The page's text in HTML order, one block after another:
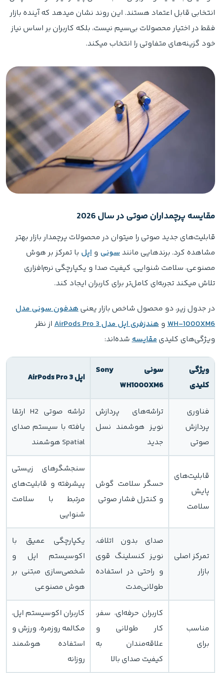
انتخابی قابل اعتماد هستند. این روند نشان میدهد که آینده بازار
فقط در اختیار محصولات بی‌سیم نیست، بلکه کاربران بر اساس نیاز
خود گزینه‌های متفاوتی را انتخاب میکند.
مقایسه پرچمداران صوتی در سال 2026
قابلیت‌های جدید صوتی را میتوان در محصولات پرچمدار بازار بهتر
مشاهده کرد. برندهایی مانند سونی و اپل با تمرکز بر هوش
مصنوعی، سلامت شنوایی، کیفیت صدا و یکپارچگی نرم‌افزاری
تلاش میکند تجربه‌ای کامل‌تر برای کاربران ایجاد کند.
در جدول زیر، دو محصول شاخص بازار یعنیهدفون سونی مدل
WH-1000XM6 و هندزفری اپل مدل AirPods Pro 3
از نظر
ویژگی‌های کلیدیمقایسه شده‌اند:
ویژگی
کلیدی
سونی Sony
WH1000XM6
اپل AirPods Pro 3
فناوری
پردازش
صوتی
تراشه‌های پردازش
نویز هوشمند نسل
جدید
تراشه صوتی H2 ارتقا
یافته با سیستم صدای
Spatial هوشمند
قابلیت‌های
پایش
سلامت
حسگر سلامت گوش
و کنترل فشار صوتی
سنجشگرهای زیستی
پیشرفته و قابلیت‌های
مرتبط با سلامت
شنوایی
تمرکز اصلی
بازار
صدای بدون اتلاف،
نویز کنسلینگ قوی
و راحتی در استفاده
طولانی‌مدت
یکپارچگی عمیق با
اکوسیستم اپل و
شخصی‌سازی مبتنی بر
هوش مصنوعی
مناسب
برای
کاربران حرفه‌ای، سفر،
کار طولانی و
علاقه‌مندان به
کیفیت صدای بالا
کاربران اکوسیستم اپل،
مکالمه روزمره، ورزش و
استفاده هوشمند
روزانه